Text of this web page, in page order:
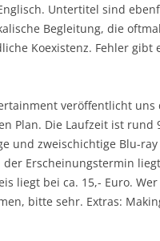
Untertitel sind
Begleitung, die
Koexistenz. Fehler gibt
veröffentlicht
Plan. Die Laufzeit ist
und zweischichtige Blu-
Erscheinungstermin
liegt bei ca. 15,- Euro.
bitte sehr. Extras: